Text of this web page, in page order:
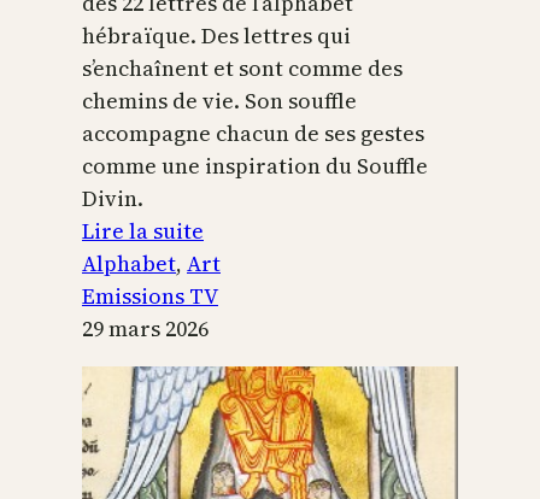
hébraïque. Des lettres qui
s’enchaînent et sont comme des
chemins de vie. Son souffle
accompagne chacun de ses gestes
comme une inspiration du Souffle
Divin.
Lire la suite
L’alphabet
sacré
Alphabet, Art
Emissions TV
29 mars 2026